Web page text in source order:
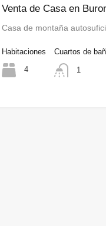
Venta de Casa en
Casa de montaña
Habitaciones
4
Cuartos de
1